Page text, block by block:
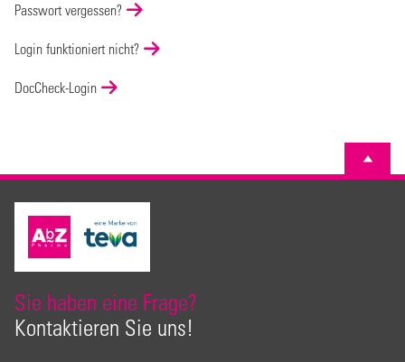
Passwort vergessen?
Login funktioniert nicht?
DocCheck-Login
Sie haben eine Frage?
Kontaktieren Sie uns!